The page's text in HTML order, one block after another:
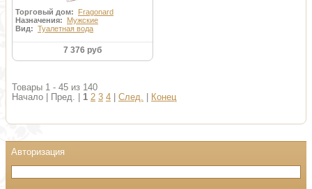
Торговый дом: Fragonard
Назначения: Мужские
Вид: Туалетная вода
7 376 руб
Товары 1 - 45 из 140
Начало | Пред. | 1 2 3 4 След. Конец